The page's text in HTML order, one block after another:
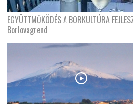
EGYÜTTMŰKÖDÉS A BORKULTÚRA
Borlovagrend